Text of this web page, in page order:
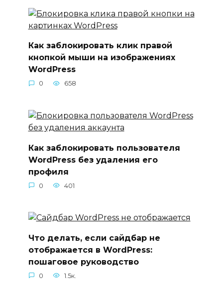
Как заблокировать клик правой
кнопкой мыши на изображениях
WordPress
0 658
Как заблокировать пользователя
WordPress без удаления его
профиля
0 401
Что делать, если сайдбар не
отображается в WordPress:
пошаговое руководство
0 1.5к.